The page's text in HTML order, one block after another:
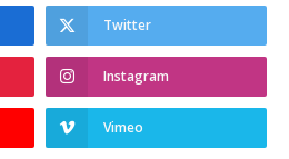
Twitter
Instagram
Vimeo